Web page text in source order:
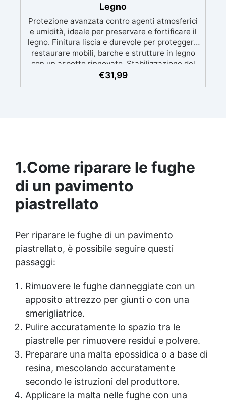
Legno
Protezione avanzata contro agenti atmosferici
e umidità, ideale per preservare e fortificare il
legno. Finitura liscia e durevole per proteggere
restaurare mobili, barche e strutture in legno
con un aspetto rinnovato. Stabilizzazione del
legno senza bolle d’aria, perfetta per riprisitini e
€31,99
1.Come riparare le fughe
di un pavimento
piastrellato
Per riparare le fughe di un pavimento
piastrellato, è possibile seguire questi
passaggi:
Rimuovere le fughe danneggiate con un
apposito attrezzo per giunti o con una
smerigliatrice.
Pulire accuratamente lo spazio tra le
piastrelle per rimuovere residui e polvere.
Preparare una malta epossidica o a base di
resina, mescolando accuratamente
secondo le istruzioni del produttore.
Applicare la malta nelle fughe con una